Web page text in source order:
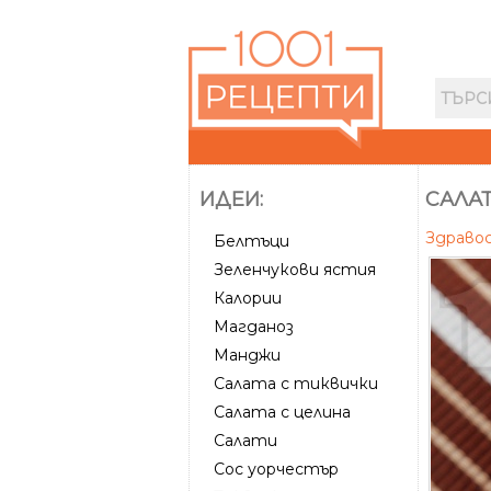
ИДЕИ:
Белтъци
Зеленчукови ястия
Калории
Магданоз
Манджи
Салата с тиквички
Салата с целина
Салати
Сос уорчестър